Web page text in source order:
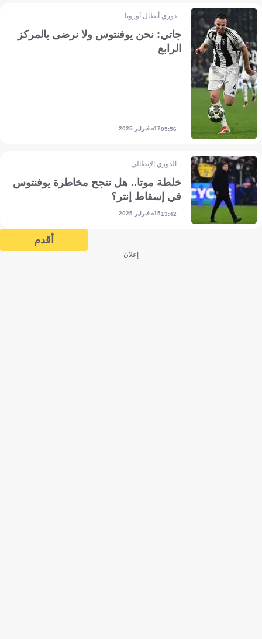
دوري أبطال أوروبا
جاتي: نحن يوفنتوس ولا نرضى بالمركز
الرابع
05:5617 فبراير 2025
الدوري الإيطالي
خلطة موتا.. هل تنجح مخاطرة يوفنتوس
في إسقاط إنتر؟
13:4215 فبراير 2025
أقدم
إعلان